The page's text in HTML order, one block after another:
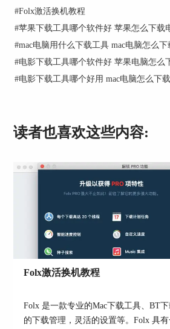
打开视频解析网站，将从图2步
在解析框内，然后点击“获取视
在该界面下方找到已解析出的视
时会解析失败，多尝试几次，或
站）。
下面让我们来看看Folx是如何下
图4：抓取视频链接界
下拉视频解析网站，找到解析出
序，使用扩展程序来抓取视频链
#Folx激活换机教程
#苹果下载工具哪个软件好 苹果怎么下载
#mac电脑用什么下载工具 mac电脑怎么
#电影下载工具哪个软件好 苹果电脑怎么
#电影下载工具哪个好用 mac电脑怎么下
读者也喜欢这些内容:
Folx激活换机教程
Folx 是一款专业的Mac下载工具、BT
的下载管理，灵活的设置等。Folx 具